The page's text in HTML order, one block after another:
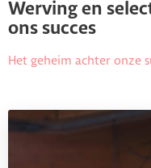
Werving en
ons succes
Het geheim achter onze